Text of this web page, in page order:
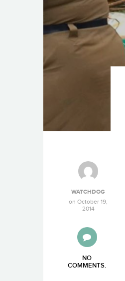
WATCHDOG
on October 19,
2014
NO
COMMENTS.